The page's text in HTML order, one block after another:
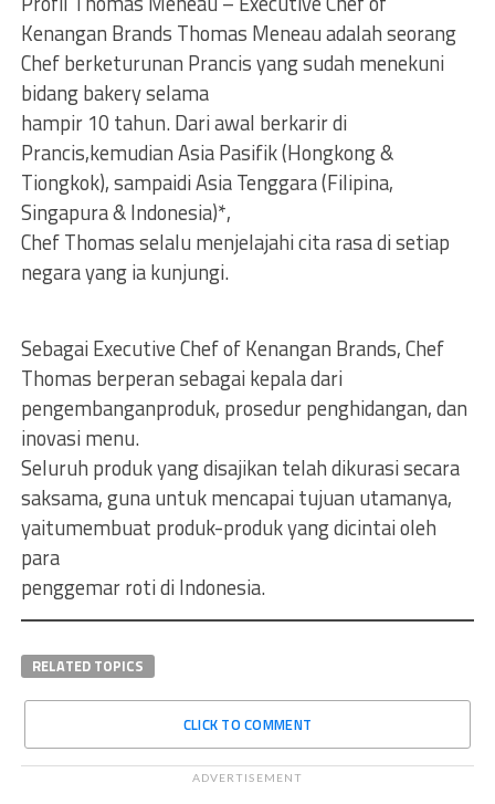
Kenangan Brands Thomas Meneau adalah seorang
Chef berketurunan Prancis yang sudah menekuni
bidang bakery selama
hampir 10 tahun. Dari awal berkarir di
Prancis,kemudian Asia Pasifik (Hongkong &
Tiongkok), sampaidi Asia Tenggara (Filipina,
Singapura & Indonesia)*,
Chef Thomas selalu menjelajahi cita rasa di setiap
negara yang ia kunjungi.
Sebagai Executive Chef of Kenangan Brands, Chef
Thomas berperan sebagai kepala dari
pengembanganproduk, prosedur penghidangan, dan
inovasi menu.
Seluruh produk yang disajikan telah dikurasi secara
saksama, guna untuk mencapai tujuan utamanya,
yaitumembuat produk-produk yang dicintai oleh
para
penggemar roti di Indonesia.
RELATED TOPICS
CLICK TO COMMENT
ADVERTISEMENT